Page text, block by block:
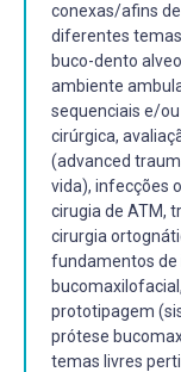
conexas/afins
diferentes
buco-dento
ambiente
sequenciais e/
cirúrgica,
(advanced
vida), infecções
cirugia de ATM,
cirurgia
fundamentos de
prototipagem
prótese
temas livres